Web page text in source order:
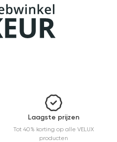
en
eenvoudig
te
monteren.
Laagste prijzen
Tot 40% korting op alle VELUX
producten